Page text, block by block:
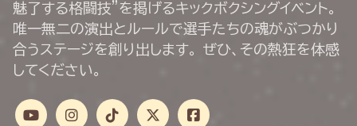
魅了する格闘技”を掲げるキックボクシングイベント。
唯一無二の演出とルールで選手たちの魂がぶつかり
合うステージを創り出します。 ぜひ、その熱狂を体感
してください。